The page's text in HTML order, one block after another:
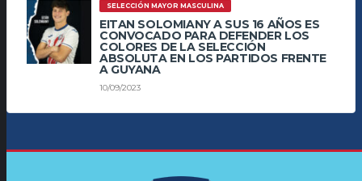
SELECCIÓN MAYOR MASCULINA
EITAN SOLOMIANY A SUS 16 AÑOS ES
CONVOCADO PARA DEFENDER LOS
COLORES DE LA SELECCIÓN
ABSOLUTA EN LOS PARTIDOS FRENTE
A GUYANA
10/09/2023